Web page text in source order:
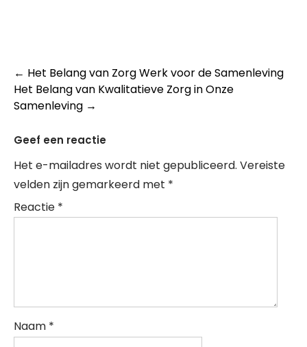
Post
navigation
← Het Belang van Zorg Werk voor de Samenleving
Het Belang van Kwalitatieve Zorg in Onze
Samenleving →
Geef een reactie
Het e-mailadres wordt niet gepubliceerd. Vereiste
velden zijn gemarkeerd met *
Reactie *
Naam *